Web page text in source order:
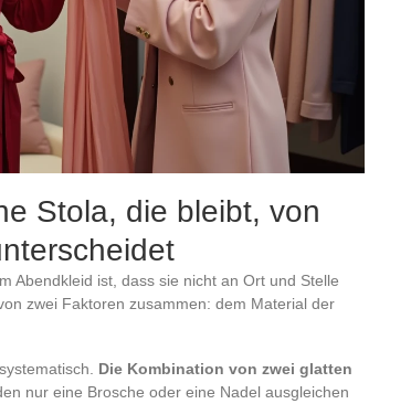
Stola, die bleibt, von
Abendkleid ist, dass sie nicht an Ort und Stelle
zwei Faktoren zusammen: dem Material der
Die Kombination von zwei glatten
den nur eine Brosche oder eine Nadel ausgleichen